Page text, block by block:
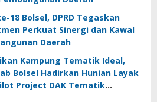
18 Bolsel, DPRD Tegaskan
Perkuat Sinergi dan Kawal
Daerah
Kampung Tematik Ideal,
Bolsel Hadirkan Hunian Layak
Project DAK Tematik